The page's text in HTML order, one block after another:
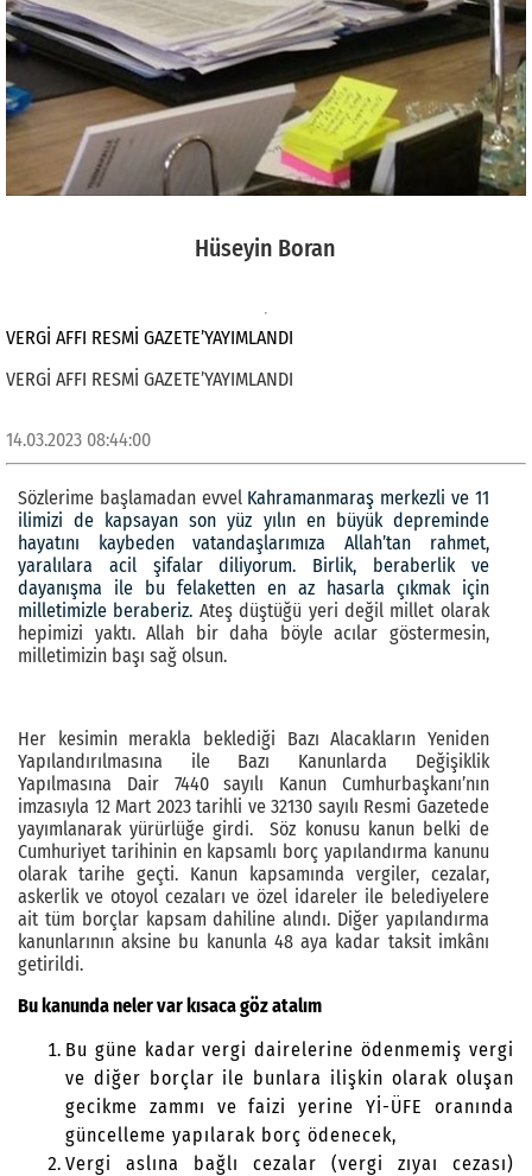
Hüseyin Boran
VERGİ AFFI RESMİ GAZETE’YAYIMLANDI
VERGİ AFFI RESMİ GAZETE’YAYIMLANDI
14.03.2023 08:44:00
Sözlerime başlamadan evvel Kahramanmaraş merkezli ve 11
ilimizi de kapsayan son yüz yılın en büyük depreminde
hayatını kaybeden vatandaşlarımıza Allah’tan rahmet,
yaralılara acil şifalar diliyorum. Birlik, beraberlik ve
dayanışma ile bu felaketten en az hasarla çıkmak için
milletimizle beraberiz. Ateş düştüğü yeri değil millet olarak
hepimizi yaktı. Allah bir daha böyle acılar göstermesin,
milletimizin başı sağ olsun.
Her kesimin merakla beklediği Bazı Alacakların Yeniden
Yapılandırılmasına ile Bazı Kanunlarda Değişiklik
Yapılmasına Dair 7440 sayılı Kanun Cumhurbaşkanı’nın
imzasıyla 12 Mart 2023 tarihli ve 32130 sayılı Resmi Gazetede
yayımlanarak yürürlüğe girdi. Söz konusu kanun belki de
Cumhuriyet tarihinin en kapsamlı borç yapılandırma kanunu
olarak tarihe geçti. Kanun kapsamında vergiler, cezalar,
askerlik ve otoyol cezaları ve özel idareler ile belediyelere
ait tüm borçlar kapsam dahiline alındı. Diğer yapılandırma
kanunlarının aksine bu kanunla 48 aya kadar taksit imkânı
getirildi.
Bu kanunda neler var kısaca göz atalım
Bu güne kadar vergi dairelerine ödenmemiş vergi
ve diğer borçlar ile bunlara ilişkin olarak oluşan
gecikme zammı ve faizi yerine Yİ-ÜFE oranında
güncelleme yapılarak borç ödenecek,
Vergi aslına bağlı cezalar (vergi zıyaı cezası)